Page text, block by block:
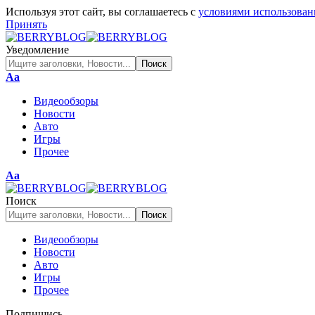
Используя этот сайт, вы соглашаетесь с условиями
Принять
Уведомление
Изменение
шрифта
Аа
Видеообзоры
Новости
Авто
Игры
Прочее
Изменение
размера
шрифта
Аа
Поиск
Видеообзоры
Новости
Авто
Игры
Прочее